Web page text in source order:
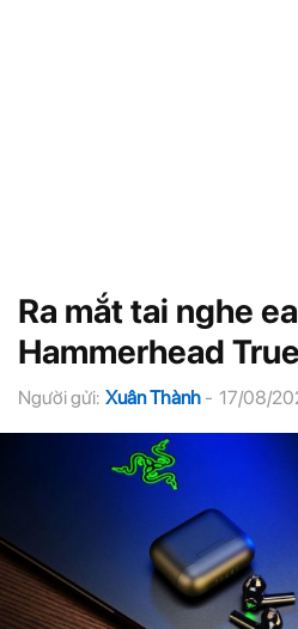
Ra mắt tai nghe
Hammerhead
Người gửi: Xuân Thành - 17/08/